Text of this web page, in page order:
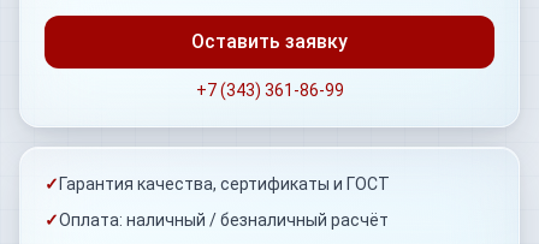
Оставить заявку
+7 (343) 361-86-99
✓ Гарантия качества, сертификаты и ГОСТ
✓Оплата: наличный / безналичный расчёт